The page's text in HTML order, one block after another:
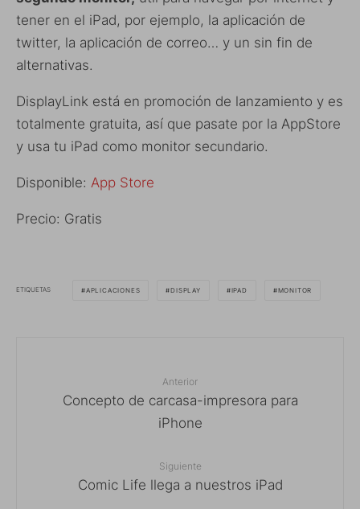
tener en el iPad, por ejemplo, la aplicación de
twitter, la aplicación de correo… y un sin fin de
alternativas.
DisplayLink está en promoción de lanzamiento y es
totalmente gratuita, así que pasate por la AppStore
y usa tu iPad como monitor secundario.
Disponible: App Store
Precio: Gratis
ETIQUETAS APLICACIONES DISPLAY IPAD MONITOR
Anterior
Concepto de carcasa-impresora para
iPhone
Siguiente
Comic Life llega a nuestros iPad